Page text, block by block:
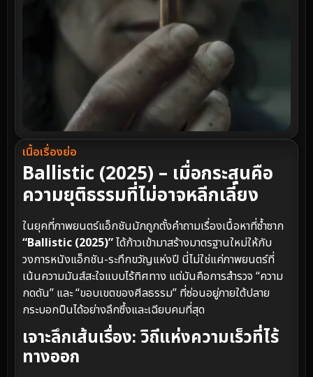
เนื้อเรื่องย่อ
Ballistic (2025) – เมื่อกระสุนคือ
ความยุติธรรมที่ไม่อาจหลีกเลี่ยง
ในยุคที่ภาพยนตร์แอ็กชันมักถูกตั้งคำถามเรื่องเนื้อหาที่ซ้ำซาก
“Ballistic (2025)”ได้ก้าวเข้ามาสร้างมาตรฐานใหม่ให้กับ
วงการหนังแอ็กชัน-ระทึกขวัญแห่งปี นี่ไม่ใช่แค่ภาพยนตร์ที่
เน้นความมันส์สะใจแบบไร้ทิศทาง แต่มันคือการสำรวจ “ความ
กดดัน” และ “ขอบเขตของศีลธรรม” ที่ซ่อนอยู่ภายใต้ปลาย
กระบอกปืนได้อย่างลึกซึ้งและเฉียบคมที่สุด
เจาะลึกเส้นเรื่อง: วิถีแห่งความเร็วที่ไร้
ทางออก